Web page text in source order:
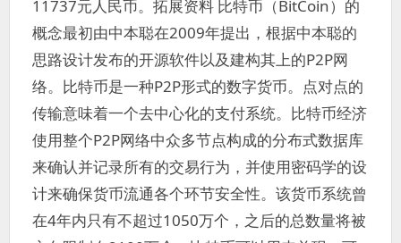
11737元人民币。拓展资料 比特币（BitCoin）的
概念最初由中本聪在2009年提出，根据中本聪的
思路设计发布的开源软件以及建构其上的P2P网
络。比特币是一种P2P形式的数字货币。点对点的
传输意味着一个去中心化的支付系统。比特币经济
使用整个P2P网络中众多节点构成的分布式数据库
来确认并记录所有的交易行为，并使用密码学的设
计来确保货币流通各个环节安全性。该货币系统曾
在4年内只有不超过1050万个，之后的总数量将被